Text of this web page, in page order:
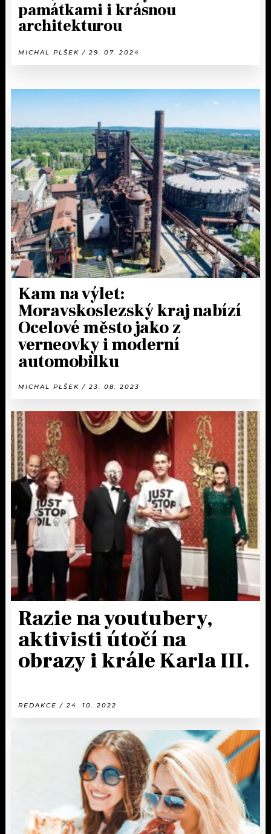
památkami i krásnou
architekturou
MICHAL PLŠEK / 29. 07. 2024
Kam na výlet:
Moravskoslezský kraj nabízí
Ocelové město jako z
verneovky i moderní
automobilku
MICHAL PLŠEK / 23. 08. 2023
Razie na youtubery,
aktivisti útočí na
obrazy i krále Karla III.
REDAKCE / 24. 10. 2022